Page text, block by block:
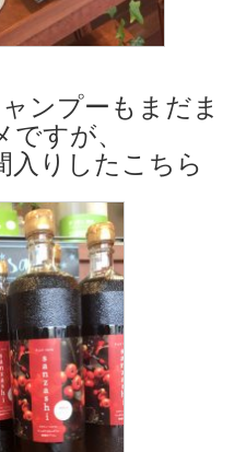
ンプーもまだま
ですが、
入りしたこちら